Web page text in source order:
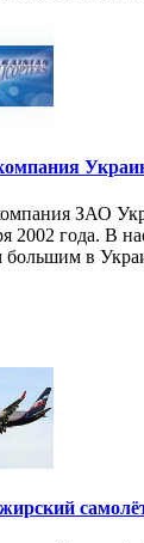
ЗАО
2002 года. В
в